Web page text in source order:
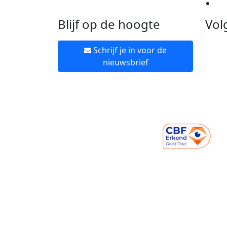
Blijf op de hoogte
Schrijf je in voor de
nieuwsbrief